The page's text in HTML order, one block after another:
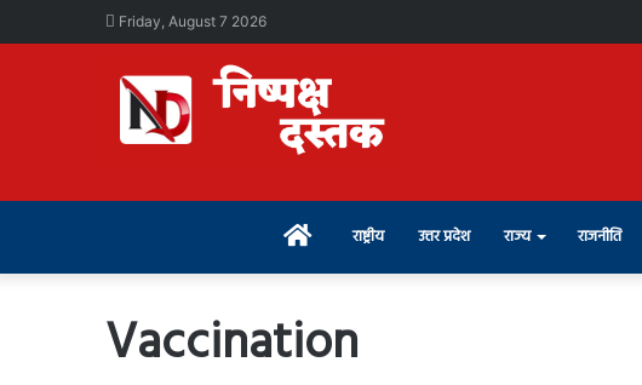
Friday, August 7 2026
Home राष्ट्रीय उत्तर प्रदेश राज्य राजनीति
Vaccination